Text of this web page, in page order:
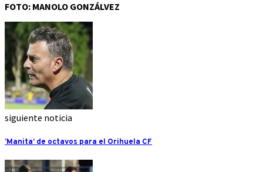
FOTO: MANOLO GONZÁLVEZ
siguiente noticia
‘Manita’ de octavos para el Orihuela CF